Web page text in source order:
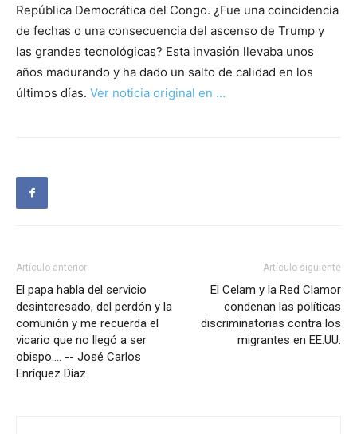
República Democrática del Congo. ¿Fue una coincidencia
de fechas o una consecuencia del ascenso de Trump y
las grandes tecnológicas? Esta invasión llevaba unos
años madurando y ha dado un salto de calidad en los
últimos días. Ver noticia original en …
Artículo anterior
El papa habla del servicio
desinteresado, del perdón y la
comunión y me recuerda el
vicario que no llegó a ser
obispo…. -- José Carlos
Enríquez Díaz
Artículo siguiente
El Celam y la Red Clamor
condenan las políticas
discriminatorias contra los
migrantes en EE.UU.